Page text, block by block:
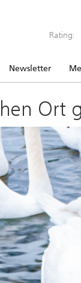
Rating:
Newsletter
Ort